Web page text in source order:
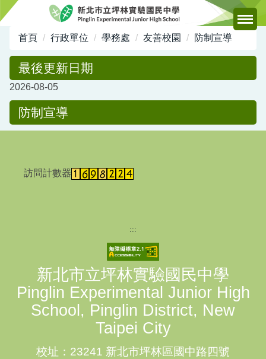
跳
容
首頁 行政單位 學務處 友善校園 防制宣導
最後更新日期
2026-08-05
防制宣導
訪問計數器
:::
新北市立坪林實驗國民中學
Pinglin Experimental Junior High
School, Pinglin District, New
Taipei City
校址：23241 新北市坪林區國中路四號